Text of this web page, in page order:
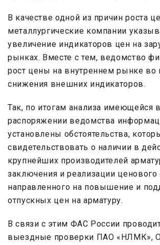
В качестве одной из причин роста
металлургические компании
увеличение индикаторов цен на
рынках. Вместе с тем, ведомство
рост цены на внутреннем рынке во
снижения внешних индикаторов.
Так, по итогам анализа имеющейся в
распоряжении ведомства
установлены обстоятельства,
свидетельствовать о наличии в
крупнейших производителей
заключения и реализации ценового
направленного на повышение и
отпускных цен на арматуру.
В связи с этим ФАС России
выездные проверки ПАО «НЛМК»,